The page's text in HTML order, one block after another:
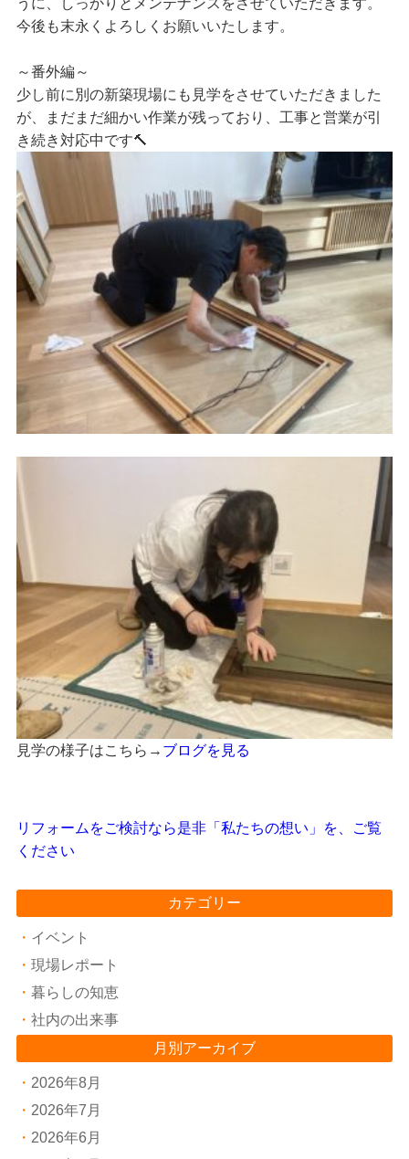
うに、しっかりとメンテナンスをさせていただきます。
今後も末永くよろしくお願いいたします。
～番外編～
少し前に別の新築現場にも見学をさせていただきました
が、まだまだ細かい作業が残っており、工事と営業が引
き続き対応中です🔨
見学の様子はこちら→ ブログを見る
リフォームをご検討なら是非「私たちの想い」を、ご覧
ください
カテゴリー
イベント
現場レポート
暮らしの知恵
社内の出来事
月別アーカイブ
2026年8月
2026年7月
2026年6月